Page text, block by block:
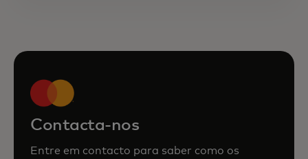
Contacta-nos
Entre em contacto para saber como os